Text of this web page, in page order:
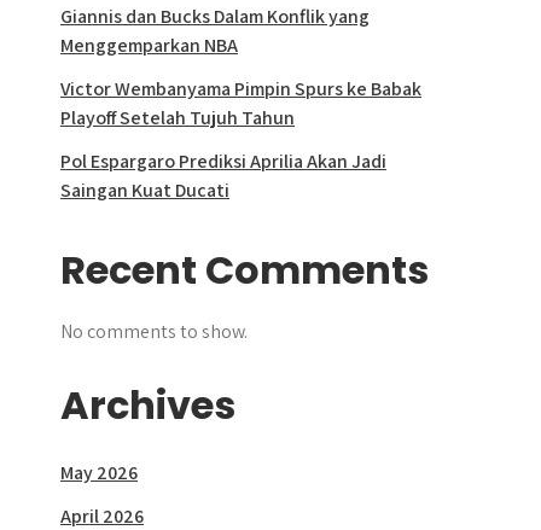
Giannis dan Bucks Dalam Konflik yang
Menggemparkan NBA
Victor Wembanyama Pimpin Spurs ke Babak
Playoff Setelah Tujuh Tahun
Pol Espargaro Prediksi Aprilia Akan Jadi
Saingan Kuat Ducati
Recent Comments
No comments to show.
Archives
May 2026
April 2026